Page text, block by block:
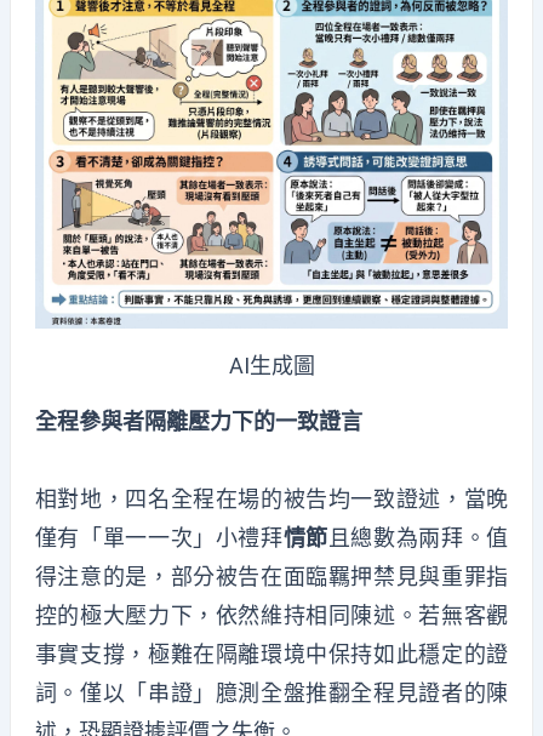
AI生成圖
全程參與者隔離壓力下的一致證言
相對地，四名全程在場的被告均一致證述，當晚
僅有「單一一次」小禮拜情節 且總數為兩拜。值
得注意的是，部分被告在面臨羈押禁見與重罪指
控的極大壓力下，依然維持相同陳述。若無客觀
事實支撐，極難在隔離環境中保持如此穩定的證
詞。僅以「串證」臆測全盤推翻全程見證者的陳